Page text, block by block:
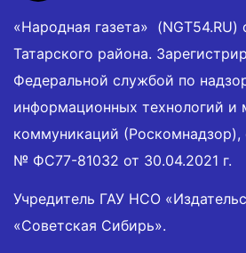
«Народная газета» (NGT54.RU)
Татарского района.
Федеральной службой по
информационных технологий и
коммуникаций (Роскомнадзор),
№ ФС77-81032 от 30.04.2021 г.
Учредитель ГАУ НСО
«Советская Сибирь».